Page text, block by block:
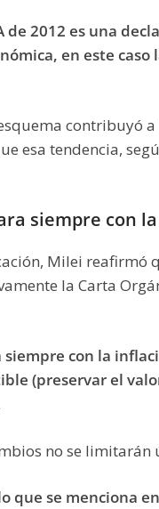
de 2012 es una
en este
contribuyó
esa tendencia,
siempre con
Milei reafirmó
la Carta
con la
(preservar el
no se limitarán
que se menciona